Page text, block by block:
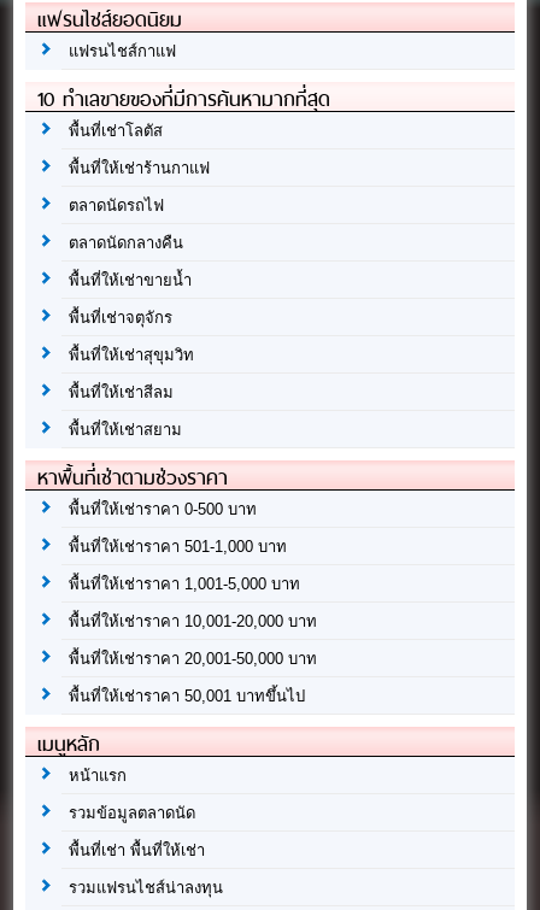
แฟรนไชส์ยอดนิยม
แฟรนไชส์กาแฟ
10 ทำเลขายของที่มีการค้นหามากที่สุด
พื้นที่เช่าโลตัส
พื้นที่ให้เช่าร้านกาแฟ
ตลาดนัดรถไฟ
ตลาดนัดกลางคืน
พื้นที่ให้เช่าขายน้ำ
พื้นที่เช่าจตุจักร
พื้นที่ให้เช่าสุขุมวิท
พื้นที่ให้เช่าสีลม
พื้นที่ให้เช่าสยาม
หาพื้นที่เช่าตามช่วงราคา
พื้นที่ให้เช่าราคา 0-500 บาท
พื้นที่ให้เช่าราคา 501-1,000 บาท
พื้นที่ให้เช่าราคา 1,001-5,000 บาท
พื้นที่ให้เช่าราคา 10,001-20,000 บาท
พื้นที่ให้เช่าราคา 20,001-50,000 บาท
พื้นที่ให้เช่าราคา 50,001 บาทขึ้นไป
เมนูหลัก
หน้าแรก
รวมข้อมูลตลาดนัด
พื้นที่เช่า พื้นที่ให้เช่า
รวมแฟรนไชส์น่าลงทุน